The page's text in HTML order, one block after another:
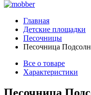
Главная
Детские площадки
Песочницы
Песочница
Все о товаре
Характеристики